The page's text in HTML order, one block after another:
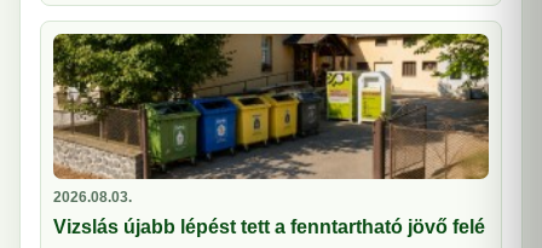
2026.08.03.
Vizslás újabb lépést tett a fenntartható jövő felé